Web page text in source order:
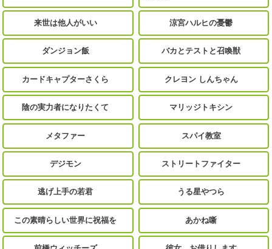
来世は他人がいい 涼宮ハルヒの憂鬱
ダンジョン飯 バカとテストと召喚獣
カードキャプターさくら クレヨン しんちゃん
陰の実力者になりたくて マリッジトキシン
メタファー スパイ教室
デジモン ストリートファイター
逃げ上手の若君 うる星やつら
この素晴らしい世界に祝福を あかね噺